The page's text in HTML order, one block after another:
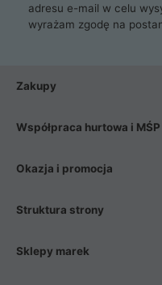
adresu e-mail w celu
wyrażam zgodę na
Zakupy
Współpraca hurtowa i MŚP
Okazja i promocja
Struktura strony
Sklepy marek